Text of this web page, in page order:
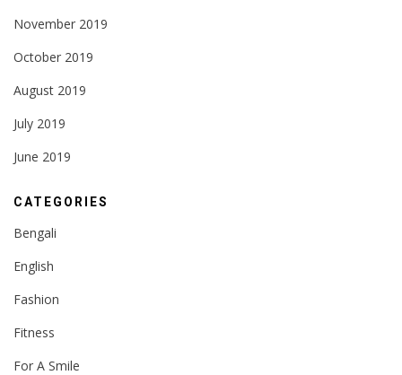
November 2019
October 2019
August 2019
July 2019
June 2019
CATEGORIES
Bengali
English
Fashion
Fitness
For A Smile